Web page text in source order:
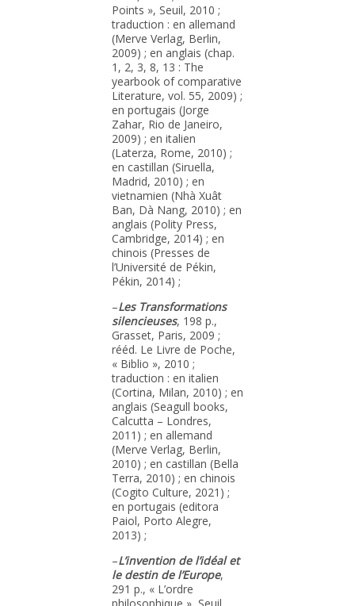
Points », Seuil, 2010 ;
traduction : en allemand
(Merve Verlag, Berlin,
2009) ; en anglais (chap.
1, 2, 3, 8, 13 : The
yearbook of comparative
Literature, vol. 55, 2009) ;
en portugais (Jorge
Zahar, Rio de Janeiro,
2009) ; en italien
(Laterza, Rome, 2010) ;
en castillan (Siruella,
Madrid, 2010) ; en
vietnamien (Nhà Xuât
Ban, Dà Nang, 2010) ; en
anglais (Polity Press,
Cambridge, 2014) ; en
chinois (Presses de
l’Université de Pékin,
Pékin, 2014) ;
–Les Transformations
silencieuses, 198 p.,
Grasset, Paris, 2009 ;
rééd. Le Livre de Poche,
« Biblio », 2010 ;
traduction : en italien
(Cortina, Milan, 2010) ; en
anglais (Seagull books,
Calcutta – Londres,
2011) ; en allemand
(Merve Verlag, Berlin,
2010) ; en castillan (Bella
Terra, 2010) ; en chinois
(Cogito Culture, 2021) ;
en portugais (editora
Paiol, Porto Alegre,
2013) ;
–L’invention de l’idéal et
le destin de l’Europe,
291 p., « L’ordre